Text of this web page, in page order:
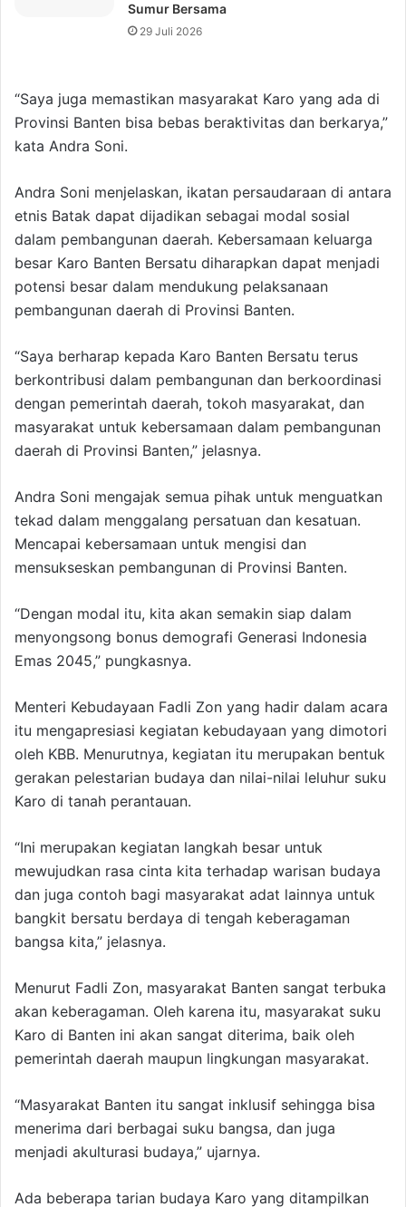
Sumur Bersama
29 Juli 2026
“Saya juga memastikan masyarakat Karo yang ada di
Provinsi Banten bisa bebas beraktivitas dan berkarya,”
kata Andra Soni.
Andra Soni menjelaskan, ikatan persaudaraan di antara
etnis Batak dapat dijadikan sebagai modal sosial
dalam pembangunan daerah. Kebersamaan keluarga
besar Karo Banten Bersatu diharapkan dapat menjadi
potensi besar dalam mendukung pelaksanaan
pembangunan daerah di Provinsi Banten.
“Saya berharap kepada Karo Banten Bersatu terus
berkontribusi dalam pembangunan dan berkoordinasi
dengan pemerintah daerah, tokoh masyarakat, dan
masyarakat untuk kebersamaan dalam pembangunan
daerah di Provinsi Banten,” jelasnya.
Andra Soni mengajak semua pihak untuk menguatkan
tekad dalam menggalang persatuan dan kesatuan.
Mencapai kebersamaan untuk mengisi dan
mensukseskan pembangunan di Provinsi Banten.
“Dengan modal itu, kita akan semakin siap dalam
menyongsong bonus demografi Generasi Indonesia
Emas 2045,” pungkasnya.
Menteri Kebudayaan Fadli Zon yang hadir dalam acara
itu mengapresiasi kegiatan kebudayaan yang dimotori
oleh KBB. Menurutnya, kegiatan itu merupakan bentuk
gerakan pelestarian budaya dan nilai-nilai leluhur suku
Karo di tanah perantauan.
“Ini merupakan kegiatan langkah besar untuk
mewujudkan rasa cinta kita terhadap warisan budaya
dan juga contoh bagi masyarakat adat lainnya untuk
bangkit bersatu berdaya di tengah keberagaman
bangsa kita,” jelasnya.
Menurut Fadli Zon, masyarakat Banten sangat terbuka
akan keberagaman. Oleh karena itu, masyarakat suku
Karo di Banten ini akan sangat diterima, baik oleh
pemerintah daerah maupun lingkungan masyarakat.
“Masyarakat Banten itu sangat inklusif sehingga bisa
menerima dari berbagai suku bangsa, dan juga
menjadi akulturasi budaya,” ujarnya.
Ada beberapa tarian budaya Karo yang ditampilkan